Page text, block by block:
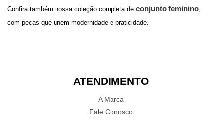
Confira também nossa coleção completa de conjunto feminino,
com peças que unem modernidade e praticidade.
ATENDIMENTO
A Marca
Fale Conosco